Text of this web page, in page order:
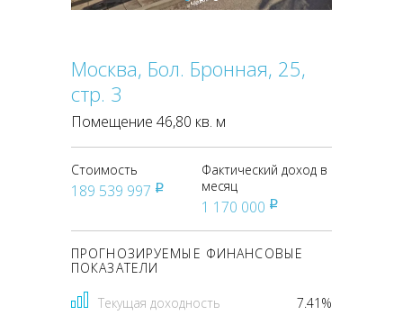
Москва, Бол. Бронная, 25,
стр. 3
Помещение 46,80 кв. м
Стоимость
189 539 997 pуб
Фактический доход в
месяц
1 170 000 pуб
ПРОГНОЗИРУЕМЫЕ ФИНАНСОВЫЕ
ПОКАЗАТЕЛИ
Текущая доходность 7.41%